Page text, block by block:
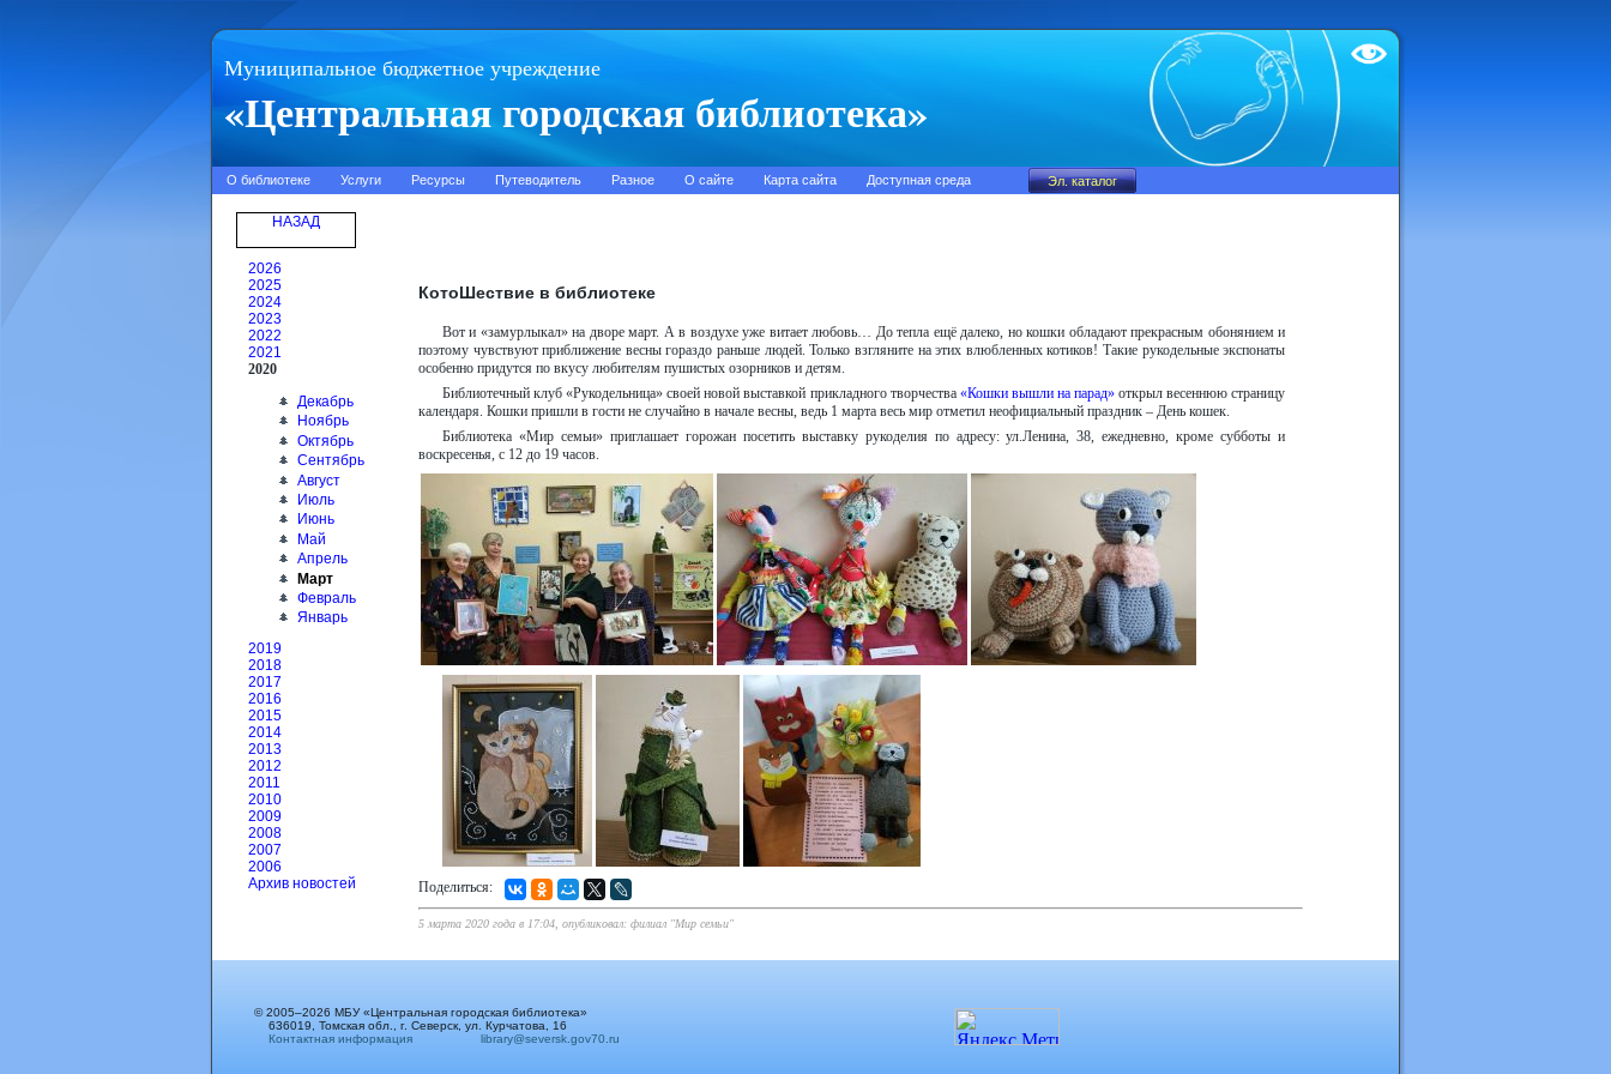
Муниципальное бюджетное учреждение
«Центральная городская библиотека»
Test
О библиотеке Услуги Ресурсы Путеводитель Разное О сайте Карта сайта Доступная среда
НАЗАД
2026
2025
2024
2023
2022
2021
2020
Декабрь
Ноябрь
Октябрь
Сентябрь
Август
Июль
Июнь
Май
Апрель
Март
Февраль
Январь
2019
2018
2017
2016
2015
2014
2013
2012
2011
2010
2009
2008
2007
2006
Архив новостей
КотоШествие в библиотеке
Вот и «замурлыкал» на дворе март. А в воздухе уже витает любовь… До тепла ещё далеко, но кошки обладают прекрасным обонянием и
поэтому чувствуют приближение весны гораздо раньше людей. Только взгляните на этих влюбленных котиков! Такие рукодельные экспонаты
особенно придутся по вкусу любителям пушистых озорников и детям.
Библиотечный клуб «Рукодельница» своей новой выставкой прикладного творчества «Кошки вышли на парад»открыл весеннюю страницу
календаря. Кошки пришли в гости не случайно в начале весны, ведь 1 марта весь мир отметил неофициальный праздник – День кошек.
Библиотека «Мир семьи» приглашает горожан посетить выставку рукоделия по адресу: ул.Ленина, 38, ежедневно, кроме субботы и
воскресенья, с 12 до 19 часов.
Поделиться:
5 марта 2020 года в 17:04, опубликовал: филиал "Мир семьи"
© 2005–2026 МБУ «Центральная городская библиотека»
636019, Томская обл., г. Северск, ул. Курчатова, 16
Контактная информация
library@seversk.gov70.ru